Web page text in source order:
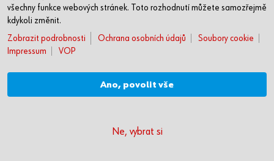
Detail produktu
všechny funkce webových stránek. Toto rozhodnutí můžete samozřejmě
kdykoli změnit.
Zobrazit podrobnosti
Ochrana osobních údajů
Soubory cookie
Impressum
VOP
Ano, povolit vše
Ne, vybrat si